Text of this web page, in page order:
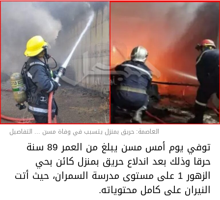
العاصمة: حريق بمنزل يتسبب في وفاة مسن ... التفاصيل
توفي يوم أمس مسن يبلغ من العمر 89 سنة
حرقا وذلك بعد اندلاع حريق بمنزل كائن بحي
الزهور 1 على مستوى مدرسة السمران، حيث أتت
النيران على كامل محتوياته.